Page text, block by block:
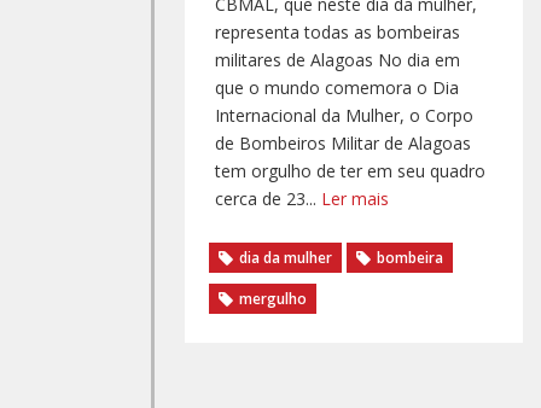
representa todas as bombeiras
militares de Alagoas No dia em
que o mundo comemora o Dia
Internacional da Mulher, o Corpo
de Bombeiros Militar de Alagoas
tem orgulho de ter em seu quadro
cerca de 23... Ler mais
dia da mulher
bombeira
mergulho